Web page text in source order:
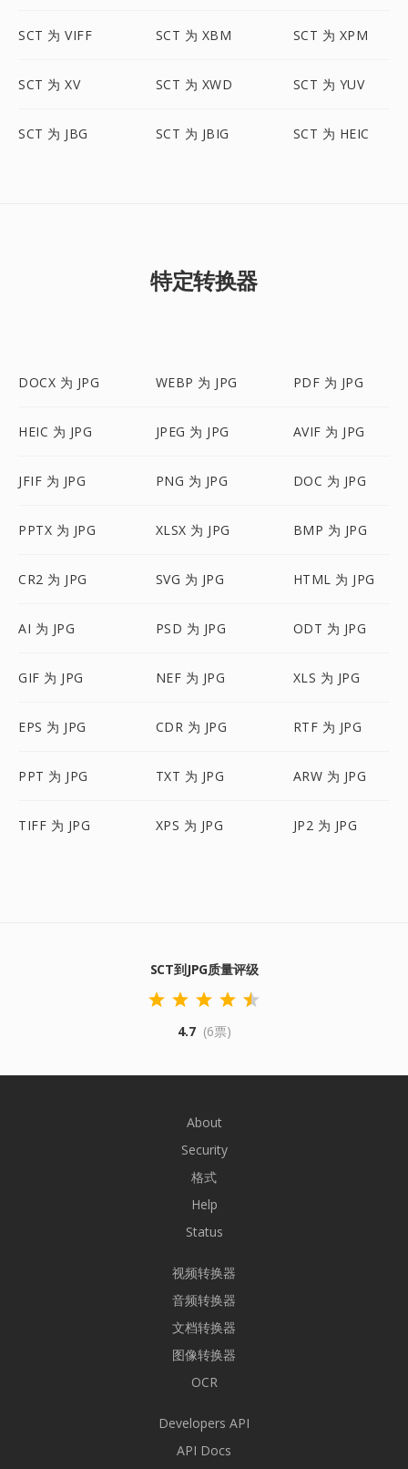
SCT 为 VIFF SCT 为 XBM SCT 为 XPM
SCT 为 XV SCT 为 XWD SCT 为 YUV
SCT 为 JBG SCT 为 JBIG SCT 为 HEIC
特定转换器
DOCX 为 JPG WEBP 为 JPG PDF 为 JPG
HEIC 为 JPG JPEG 为 JPG AVIF 为 JPG
JFIF 为 JPG PNG 为 JPG DOC 为 JPG
PPTX 为 JPG XLSX 为 JPG BMP 为 JPG
CR2 为 JPG SVG 为 JPG HTML 为 JPG
AI 为 JPG PSD 为 JPG ODT 为 JPG
GIF 为 JPG NEF 为 JPG XLS 为 JPG
EPS 为 JPG CDR 为 JPG RTF 为 JPG
PPT 为 JPG TXT 为 JPG ARW 为 JPG
TIFF 为 JPG XPS 为 JPG JP2 为 JPG
SCT到JPG质量评级
4.7 (6票)
About
Security
格式
Help
Status
视频转换器
音频转换器
文档转换器
图像转换器
OCR
Developers API
API Docs